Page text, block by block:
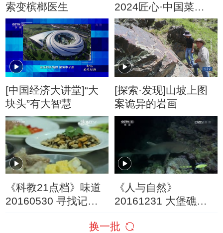
索变槟榔医生
2024匠心·中国菜
（2）
[中国经济大讲堂]“大
块头”有大智慧
[探索·发现]山坡上图
案诡异的岩画
《科教21点档》味道
20160530 寻找记忆
《人与自然》
20161231 大堡礁—
换一批